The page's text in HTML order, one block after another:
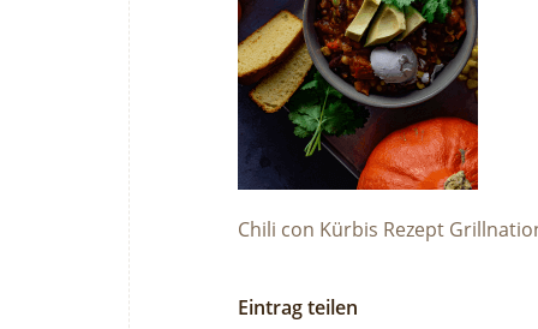
Chili con Kürbis Rezept
Eintrag teilen